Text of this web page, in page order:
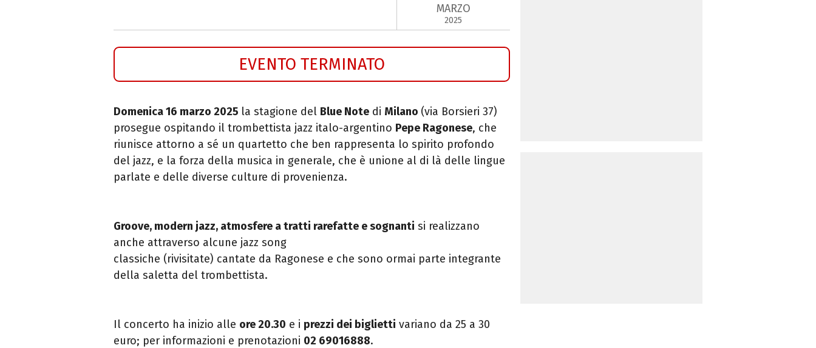
MARZO
2025
EVENTO TERMINATO
Domenica 16 marzo 2025 la stagione del Blue Note di Milano (via Borsieri 37)
prosegue ospitando il trombettista jazz italo-argentino Pepe Ragonese, che
riunisce attorno a sé un quartetto che ben rappresenta lo spirito profondo
del jazz, e la forza della musica in generale, che è unione al di là delle lingue
parlate e delle diverse culture di provenienza.
Groove, modern jazz, atmosfere a tratti rarefatte e sognanti si realizzano
anche attraverso alcune jazz song
classiche (rivisitate) cantate da Ragonese e che sono ormai parte integrante
della saletta del trombettista.
Il concerto ha inizio alle ore 20.30 e i prezzi dei biglietti variano da 25 a 30
euro; per informazioni e prenotazioni 02 69016888.